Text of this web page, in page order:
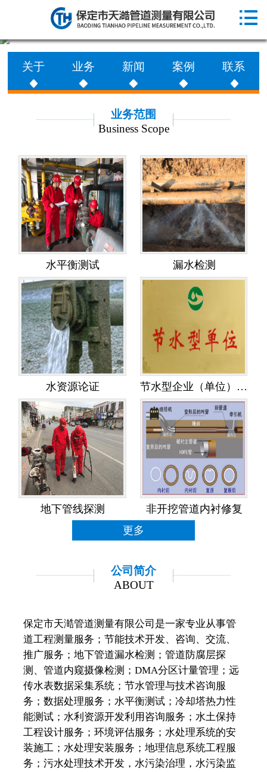
 网站首页
走进天澔
业务范围
联系天澔

关于 业务 新闻 案例 联系
业务范围
Business Scope
水平衡测试 漏水检测
水资源论证 节水型企业（单位）创建
地下管线探测
非开挖管道内衬修复
更多
公司简介
ABOUT
保定市天澔管道测量有限公司是一家专业从事管
道工程测量服务；节能技术开发、咨询、交流、
推广服务；地下管道漏水检测；管道防腐层探
测、管道内窥摄像检测；DMA分区计量管理；远
传水表数据采集系统；节水管理与技术咨询服
务；数据处理服务；水平衡测试；冷却塔热力性
能测试；水利资源开发利用咨询服务；水土保持
工程设计服务；环境评估服务；水处理系统的安
装施工；水处理安装服务；地理信息系统工程服
务；污水处理技术开发，水污染治理，水污染监